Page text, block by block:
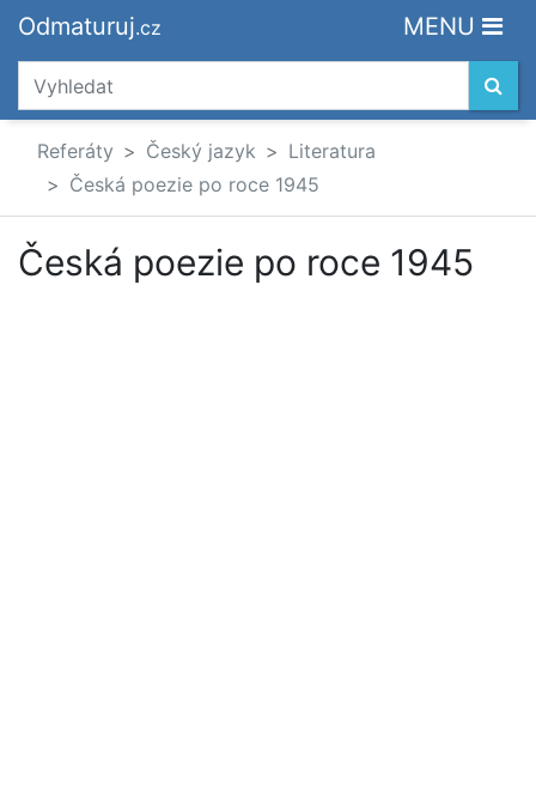
Odmaturuj.cz MENU
Referáty Český jazyk
Literatura
Česká poezie po roce 1945
Česká poezie po roce 1945